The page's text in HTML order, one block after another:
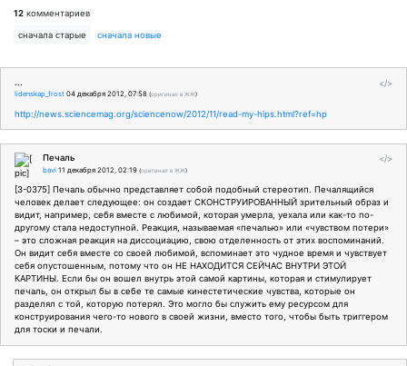
12 комментариев
сначала старые сначала новые
</>
...
lidenskap_frost 04 декабря 2012, 07:58 (оригинал в ЖЖ)
http://news.sciencemag.org/sciencenow/2012/11/read-my-hips.html?ref=hp
</>
Печаль
bavi 11 декабря 2012, 02:19 (оригинал в ЖЖ)
[3-0375] Печаль обычно представляет собой подобный стереотип. Печалящийся
человек делает следующее: он создает СКОНСТРУИРОВАННЫЙ зрительный образ и
видит, например, себя вместе с любимой, которая умерла, уехала или как-то по-
другому стала недоступной. Реакция, называемая «печалью» или «чувством потери»
– это сложная реакция на диссоциацию, свою отделенность от этих воспоминаний.
Он видит себя вместе со своей любимой, вспоминает это чудное время и чувствует
себя опустошенным, потому что он НЕ НАХОДИТСЯ СЕЙЧАС ВНУТРИ ЭТОЙ
КАРТИНЫ. Если бы он вошел внутрь этой самой картины, которая и стимулирует
печаль, он открыл бы в себе те самые кинестетические чувства, которые он
разделял с той, которую потерял. Это могло бы служить ему ресурсом для
конструирования чего-то нового в своей жизни, вместо того, чтобы быть триггером
для тоски и печали.